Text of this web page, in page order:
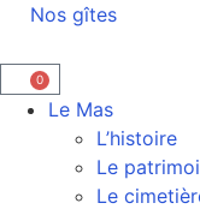
Nos gîtes
0
Le Mas
L’histoire
Le
Le